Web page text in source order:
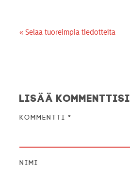
« Selaa tuoreimpia tiedotteita
Lisää kommenttisi
Kommentti*
Nimi